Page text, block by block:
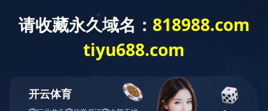
维护保 自助服 下载中 星空